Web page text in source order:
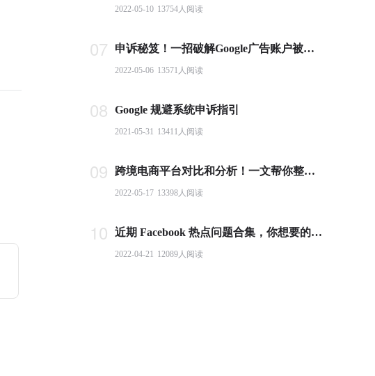
2022-05-10 13754人阅读
07 申诉秘笈！一招破解Google广告账户被封难题
2022-05-06 13571 人阅读
08 Google 规避系统申诉指引
2021-05-31 13411 人阅读
09 跨境电商平台对比和分析！一文帮你整理全球主流电商平台
2022-05-17 13398人阅读
10 近期 Facebook 热点问题合集，你想要的答案都在这里！
2022-04-21 12089人阅读